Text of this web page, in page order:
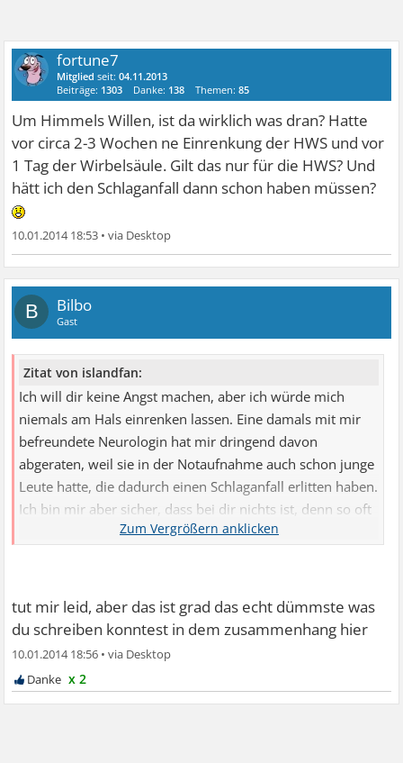
fortune7
Mitglied seit:04.11.2013
Beiträge: 1303 Danke: 138 Themen:85
Um Himmels Willen, ist da wirklich was dran? Hatte
vor circa 2-3 Wochen ne Einrenkung der HWS und vor
1 Tag der Wirbelsäule. Gilt das nur für die HWS? Und
hätt ich den Schlaganfall dann schon haben müssen?
10.01.2014 18:53 •
B Bilbo
Gast
Zitat von islandfan:
Ich will dir keine Angst machen, aber ich würde mich
niemals am Hals einrenken lassen. Eine damals mit mir
befreundete Neurologin hat mir dringend davon
abgeraten, weil sie in der Notaufnahme auch schon junge
Leute hatte, die dadurch einen Schlaganfall erlitten haben.
Ich bin mir aber sicher, dass bei dir nichts ist, denn so oft
kommt es ja auch nicht vor, dennoch würde ich das in
tut mir leid, aber das ist grad das echt dümmste was
du schreiben konntest in dem zusammenhang hier
10.01.2014 18:56 •
x 2